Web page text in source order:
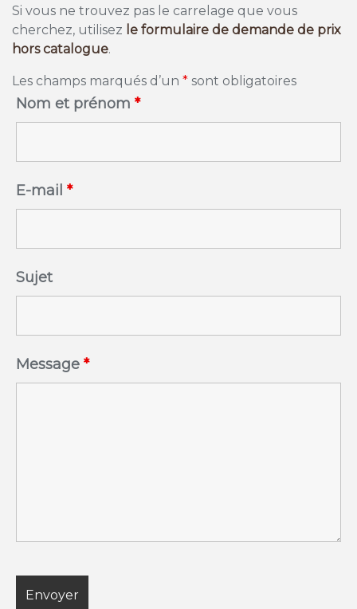
Si vous ne trouvez pas le carrelage que vous
cherchez, utilisez le formulaire de demande de prix
hors catalogue.
Les champs marqués d’un * sont obligatoires
Nom et prénom *
E-mail *
Sujet
Message *